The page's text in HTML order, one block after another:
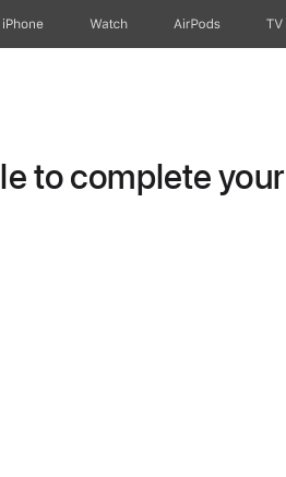
iPhone Apple Watch AirPods TV
to complete